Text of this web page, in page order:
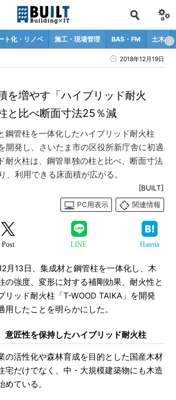
ト化・リノベ 施工・現場管理 BAS・FM 土木
2018年12月19日
を増やす「ハイブリッド耐火
と比べ断面寸法25％減
鋼管柱を一体化したハイブリッド耐火柱
開発し、さいたま市の区役所新庁舎に初適
耐火柱は、鋼管単独の柱と比べ、断面寸法
、利用できる床面積が広がる。
[BUILT]
PC用表示
関連情報
Post LINE Hatena
月13日、集成材と鋼管柱を一体化し、木
の強度、変形に対する補剛効果、耐火性と
リッド耐火柱「T-WOOD TAIKA」を開発
用したことを明らかにした。
意匠性を保持したハイブリッド耐火柱
活性化や森林育成を目的とした国産木材
宅だけでなく、中・大規模建築物にも木造
めている。